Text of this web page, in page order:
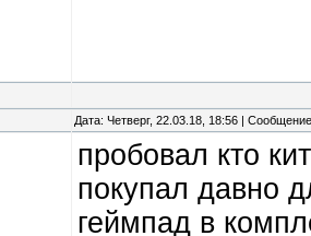
Дата: Четверг, 22.03.18, 18:56 |
пробовал кто
покупал давно
геймпад в